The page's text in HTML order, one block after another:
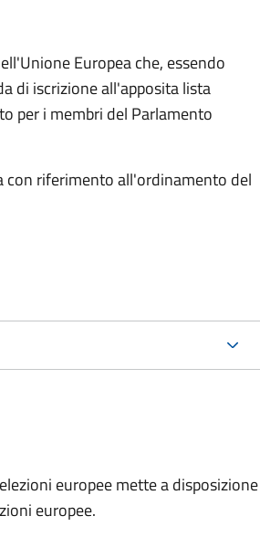
Europea che, essendo
di iscrizione all'apposita lista
per i membri del Parlamento
con riferimento all'ordinamento del
europee mette a disposizione
europee.